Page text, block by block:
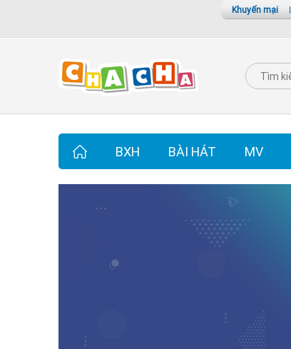
Khuyến mại |
BXH BÀI HÁT MV